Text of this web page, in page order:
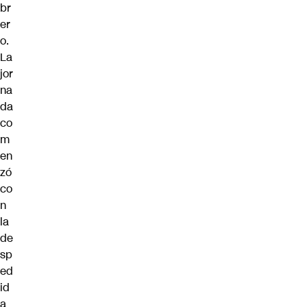
br
er
o.
La
jor
na
da
co
m
en
zó
co
n
la
de
sp
ed
id
a